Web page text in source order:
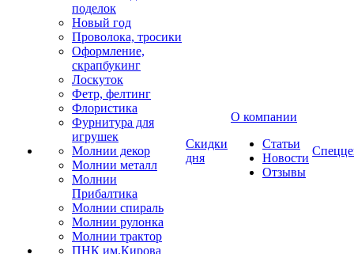
поделок
Новый год
Проволока, тросики
Оформление,
скрапбукинг
Лоскуток
Фетр, фелтинг
Флористика
Фурнитура для
игрушек
Молнии декор
Молнии металл
Молнии
Прибалтика
Молнии спираль
Молнии рулонка
Молнии трактор
ПНК им.Кирова
Скидки
дня
О компании
Статьи
Новости
Отзывы